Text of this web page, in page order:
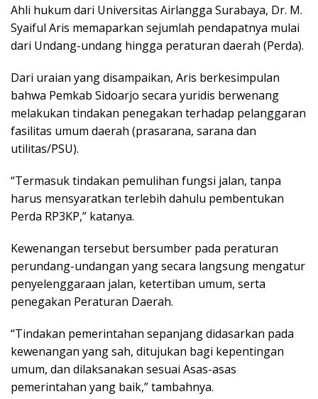
Ahli hukum dari Universitas Airlangga Surabaya, Dr. M.
Syaiful Aris memaparkan sejumlah pendapatnya mulai
dari Undang-undang hingga peraturan daerah (Perda).
Dari uraian yang disampaikan, Aris berkesimpulan
bahwa Pemkab Sidoarjo secara yuridis berwenang
melakukan tindakan penegakan terhadap pelanggaran
fasilitas umum daerah (prasarana, sarana dan
utilitas/PSU).
“Termasuk tindakan pemulihan fungsi jalan, tanpa
harus mensyaratkan terlebih dahulu pembentukan
Perda RP3KP,” katanya.
Kewenangan tersebut bersumber pada peraturan
perundang-undangan yang secara langsung mengatur
penyelenggaraan jalan, ketertiban umum, serta
penegakan Peraturan Daerah.
“Tindakan pemerintahan sepanjang didasarkan pada
kewenangan yang sah, ditujukan bagi kepentingan
umum, dan dilaksanakan sesuai Asas-asas
pemerintahan yang baik,” tambahnya.